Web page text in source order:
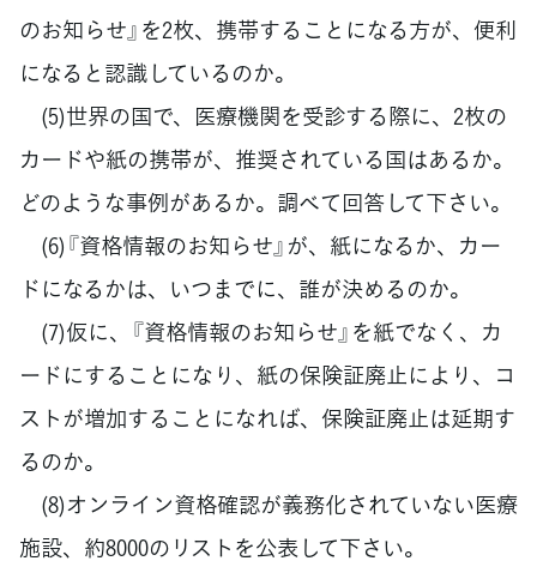
のお知らせ』を2枚、携帯することになる方が、便利
になると認識しているのか。
(5)世界の国で、医療機関を受診する際に、2枚の
カードや紙の携帯が、推奨されている国はあるか。
どのような事例があるか。調べて回答して下さい。
(6)『資格情報のお知らせ』が、紙になるか、カー
ドになるかは、いつまでに、誰が決めるのか。
(7)仮に、『資格情報のお知らせ』を紙でなく、カ
ードにすることになり、紙の保険証廃止により、コ
ストが増加することになれば、保険証廃止は延期す
るのか。
(8)オンライン資格確認が義務化されていない医療
施設、約8000のリストを公表して下さい。